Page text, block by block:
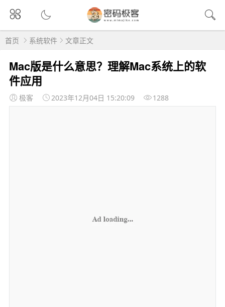
首页 系统软件 文章正文
Mac版是什么意思？理解Mac系统上的软
件应用
极客 2023年12月04日 15:20:09 1288